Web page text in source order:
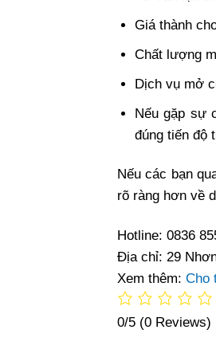
Giá thành
Chất lượng
Dịch vụ mở
Nếu gặp sự
đúng tiến độ
Nếu các bạn
rõ ràng hơn về
Hotline: 0836
Địa chỉ: 29
Xem thêm: Cho
0/5 (0 Reviews)